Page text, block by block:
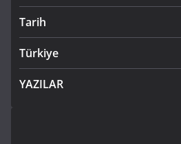
Tarih
Türkiye
YAZILAR